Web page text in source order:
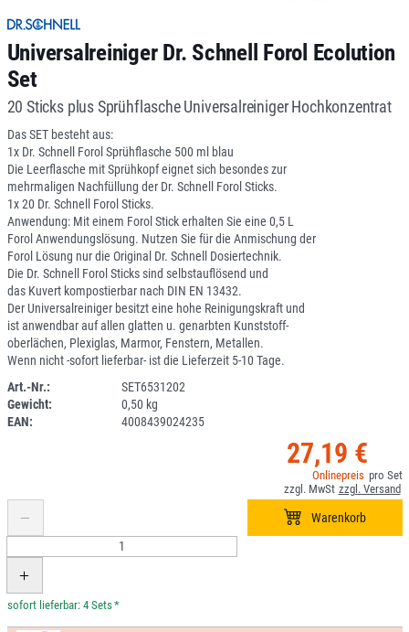
Universalreiniger Dr. Schnell Forol Ecolution
Set
20 Sticks plus Sprühflasche Universalreiniger Hochkonzentrat
Das SET besteht aus:
1x Dr. Schnell Forol Sprühflasche 500 ml blau
Die Leerflasche mit Sprühkopf eignet sich besondes zur
mehrmaligen Nachfüllung der Dr. Schnell Forol Sticks.
1x 20 Dr. Schnell Forol Sticks.
Anwendung: Mit einem Forol Stick erhalten Sie eine 0,5 L
Forol Anwendungslösung. Nutzen Sie für die Anmischung der
Forol Lösung nur die Original Dr. Schnell Dosiertechnik.
Die Dr. Schnell Forol Sticks sind selbstauflösend und
das Kuvert kompostierbar nach DIN EN 13432.
Der Universalreiniger besitzt eine hohe Reinigungskraft und
ist anwendbar auf allen glatten u. genarbten Kunststoff-
oberlächen, Plexiglas, Marmor, Fenstern, Metallen.
Wenn nicht -sofort lieferbar- ist die Lieferzeit 5-10 Tage.
Art.-Nr.:
SET6531202
Gewicht:
0,50 kg
EAN:
4008439024235
27,19 €
*